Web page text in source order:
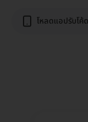
โหลดแอปรับโค้